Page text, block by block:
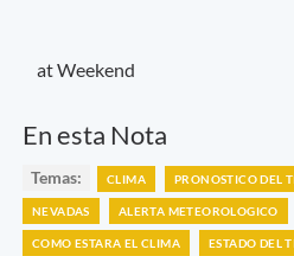
at Weekend
En esta Nota
Temas: CLIMA PRONOSTICO DEL
NEVADAS ALERTA METEOROLOGICO
COMO ESTARA EL CLIMA ESTADO DEL